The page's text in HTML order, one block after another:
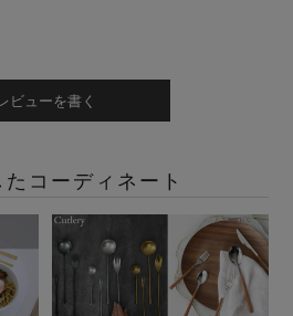
ビューを書く
コーディネート